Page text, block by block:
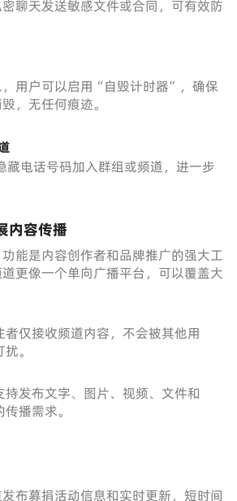
聊天发送敏感文件或合同，可有效防
用户可以启用“自毁计时器”，确保
，无任何痕迹。
电话号码加入群组或频道，进一步
内容传播
能是内容创作者和品牌推广的强大工
更像一个单向广播平台，可以覆盖大
者仅接收频道内容，不会被其他用
。
持发布文字、图片、视频、文件和
播需求。
布募捐活动信息和实时更新，短时间